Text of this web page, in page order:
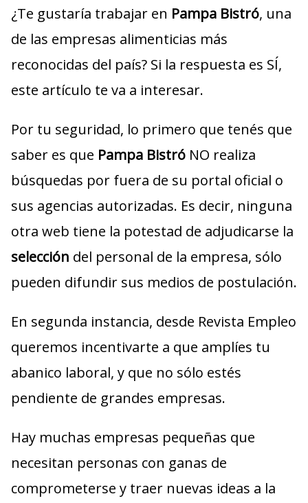
¿Te gustaría trabajar en Pampa Bistró, una
de las empresas alimenticias más
reconocidas del país? Si la respuesta es SÍ,
este artículo te va a interesar.
Por tu seguridad, lo primero que tenés que
saber es que Pampa Bistró NO realiza
búsquedas por fuera de su portal oficial o
sus agencias autorizadas. Es decir, ninguna
otra web tiene la potestad de adjudicarse la
selección del personal de la empresa, sólo
pueden difundir sus medios de postulación.
En segunda instancia, desde Revista Empleo
queremos incentivarte a que amplíes tu
abanico laboral, y que no sólo estés
pendiente de grandes empresas.
Hay muchas empresas pequeñas que
necesitan personas con ganas de
comprometerse y traer nuevas ideas a la